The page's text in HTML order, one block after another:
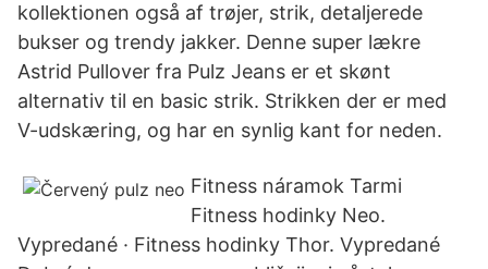
kollektionen også af trøjer, strik, detaljerede
bukser og trendy jakker. Denne super lækre
Astrid Pullover fra Pulz Jeans er et skønt
alternativ til en basic strik. Strikken der er med
V-udskæring, og har en synlig kant for neden.
Fitness náramok Tarmi
Fitness hodinky Neo.
Vypredané · Fitness hodinky Thor. Vypredané